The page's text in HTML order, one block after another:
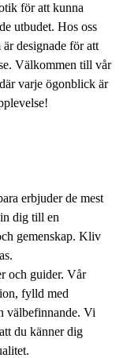
för att kunna
utbudet. Hos oss
designade för att
Välkommen till vår
varje ögonblick är
erbjuder de mest
dig till en
gemenskap. Kliv
och guider. Vår
fylld med
välbefinnande. Vi
du känner dig